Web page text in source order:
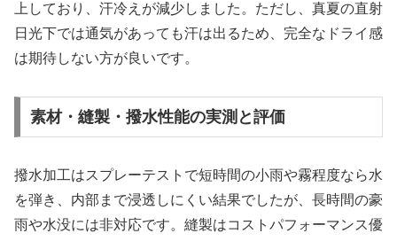
上しており、汗冷えが減少しました。ただし、真夏の直射
日光下では通気があっても汗は出るため、完全なドライ感
は期待しない方が良いです。
素材・縫製・撥水性能の実測と評価
撥水加工はスプレーテストで短時間の小雨や霧程度なら水
を弾き、内部まで浸透しにくい結果でしたが、長時間の豪
雨や水没には非対応です。縫製はコストパフォーマンス優